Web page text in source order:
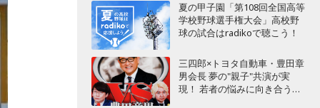
夏の甲子園「第108回全国高等
学校野球選手権大会」高校野
球の試合はradikoで聴こう！
三四郎×トヨタ自動車・豊田章
男会長 夢の"親子"共演が実
現！ 若者の悩みに向き合うポ